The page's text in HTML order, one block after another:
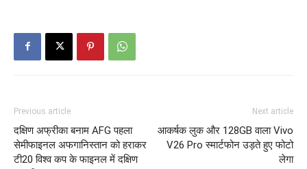
Previous article
दक्षिण अफ्रीका बनाम AFG पहला
सेमीफाइनल अफगानिस्तान को हराकर
टी20 विश्व कप के फाइनल में दक्षिण
Next article
आकर्षक लुक और 128GB वाला Vivo
V26 Pro स्मार्टफोन उड़ते हुए फोटो
लेगा